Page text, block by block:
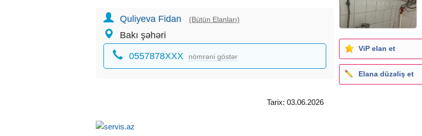
dəqiqəyə çatmaq mümkündür.
Mənzildə bağlı balkon var. Binanın geniş və səliqəli həyəti, uşaqlar üçün
rahat istirahət zonası mövcuddur. Həmçinin avtomobil saxlamaq üçün
parkovka yeri var.
vermek olar. Hazirda her ay 380
Quliyeva Fidan (Bütün Elanları)
Bakı şəhəri
0557878XXX nömrəni göstər
Tarix: 03.06.2026
ViP elan et
Elana düzəliş et